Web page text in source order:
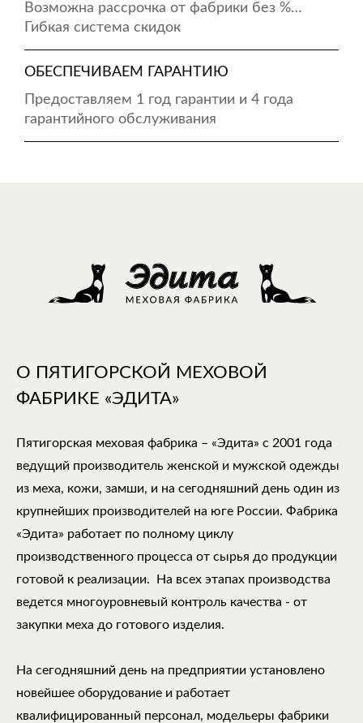
Возможна рассрочка от фабрики без %…
Гибкая система скидок
ОБЕСПЕЧИВАЕМ ГАРАНТИЮ
Предоставляем 1 год гарантии и 4 года
гарантийного обслуживания
О ПЯТИГОРСКОЙ МЕХОВОЙ
ФАБРИКЕ «ЭДИТА»
Пятигорская меховая фабрика – «Эдита» с 2001 года
ведущий производитель женской и мужской одежды
из меха, кожи, замши, и на сегодняшний день один из
крупнейших производителей на юге России. Фабрика
«Эдита» работает по полному циклу
производственного процесса от сырья до продукции
готовой к реализации. На всех этапах производства
ведется многоуровневый контроль качества - от
закупки меха до готового изделия.
На сегодняшний день на предприятии установлено
новейшее оборудование и работает
квалифицированный персонал, модельеры фабрики